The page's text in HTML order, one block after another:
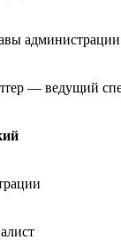
администрации
— ведущий